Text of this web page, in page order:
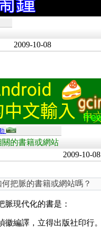
2009-10-08
的書籍或網站
2009-10-08
把脈的書籍或網站嗎？
脈現代化的書是：
徽編譯，立得出版社印行。